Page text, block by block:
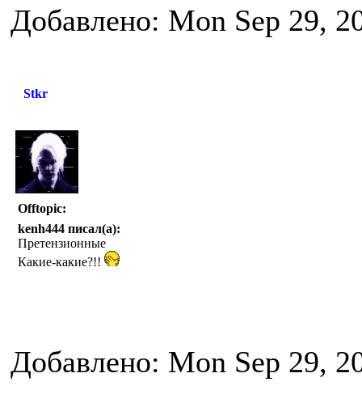
Добавлено: Mon Sep 29,
Stkr
Offtopic:
kenh444 писал(а):
Претензионные
Какие-какие?!!
Добавлено: Mon Sep 29,